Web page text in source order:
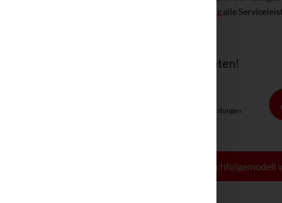
MPS-Lösungalle
Jetzt als Rundum-sorglos-Paket günstig mieten!
Reparaturleistungen
Abgekündigtes Produkt! Jetzt zum Nachfolgemodell